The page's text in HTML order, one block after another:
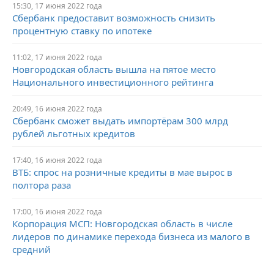
15:30, 17 июня 2022 года
Сбербанк предоставит возможность снизить
процентную ставку по ипотеке
11:02, 17 июня 2022 года
Новгородская область вышла на пятое место
Национального инвестиционного рейтинга
20:49, 16 июня 2022 года
Сбербанк сможет выдать импортёрам 300 млрд
рублей льготных кредитов
17:40, 16 июня 2022 года
ВТБ: спрос на розничные кредиты в мае вырос в
полтора раза
17:00, 16 июня 2022 года
Корпорация МСП: Новгородская область в числе
лидеров по динамике перехода бизнеса из малого в
средний